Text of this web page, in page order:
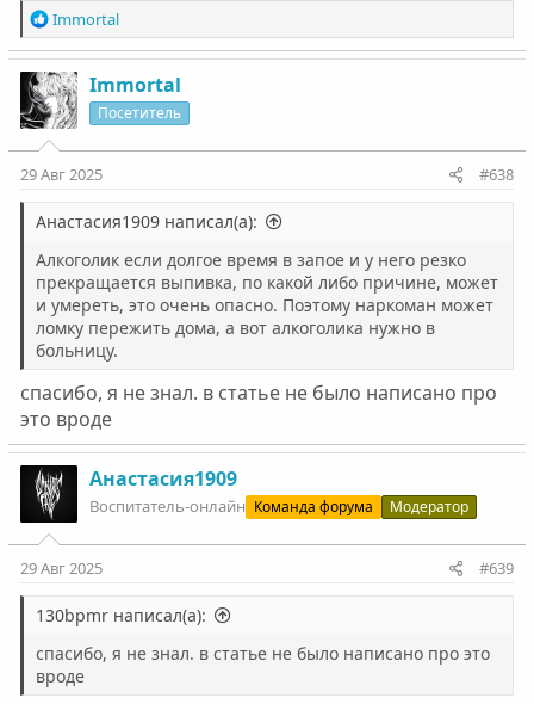
Р
е
а
к
ц
и
и
:
Immortal
Immortal
Посетитель
29 Авг 2025 #638
Анастасия1909 написал(а):
Алкоголик если долгое время в запое и у него резко
прекращается выпивка, по какой либо причине, может
и умереть, это очень опасно. Поэтому наркоман может
ломку пережить дома, а вот алкоголика нужно в
больницу.
спасибо, я не знал. в статье не было написано про
это вроде
Анастасия1909
Воспитатель-онлайн Команда форума Модератор
29 Авг 2025 #639
130bpmr написал(а):
спасибо, я не знал. в статье не было написано про это
вроде